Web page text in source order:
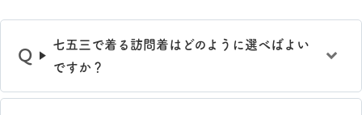
七五三で着る訪問着はどのように選べばよい
ですか？